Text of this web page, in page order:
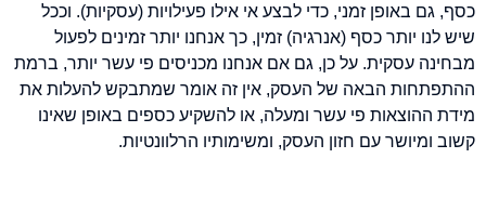
כסף, גם באופן זמני, כדי לבצע אי אילו פעילויות (עסקיות). וככל
שיש לנו יותר כסף (אנרגיה) זמין, כך אנחנו יותר זמינים לפעול
מבחינה עסקית. על כן, גם אם אנחנו מכניסים פי עשר יותר, ברמת
ההתפתחות הבאה של העסק, אין זה אומר שמתבקש להעלות את
מידת ההוצאות פי עשר ומעלה, או להשקיע כספים באופן שאינו
קשוב ומיושר עם חזון העסק, ומשימותיו הרלוונטיות.